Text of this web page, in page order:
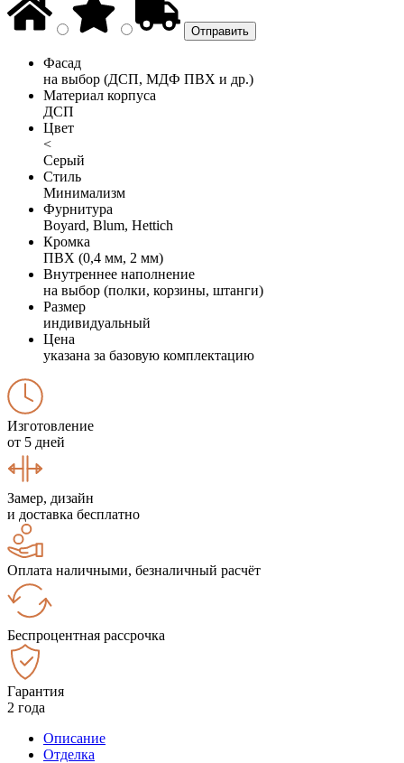
Фасад
на выбор (ДСП, МДФ ПВХ и др.)
Материал корпуса
ДСП
Цвет
<
Серый
Стиль
Минимализм
Фурнитура
Boyard, Blum, Hettich
Кромка
ПВХ (0,4 мм, 2 мм)
Внутреннее наполнение
на выбор (полки, корзины, штанги)
Размер
индивидуальный
Цена
указана за базовую комплектацию
Изготовление
от 5 дней
Замер, дизайн
и доставка бесплатно
Оплата наличными, безналичный расчёт
Беспроцентная рассрочка
Гарантия
2 года
Описание
Отделка